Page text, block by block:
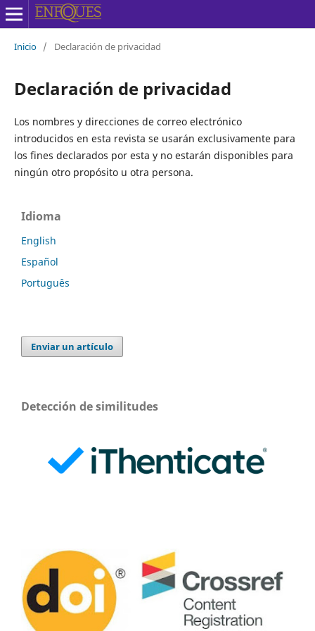
Inicio / Declaración de privacidad
Declaración de privacidad
Los nombres y direcciones de correo electrónico
introducidos en esta revista se usarán exclusivamente para
los fines declarados por esta y no estarán disponibles para
ningún otro propósito u otra persona.
Idioma
English
Español
Português
Enviar un artículo
Detección de similitudes